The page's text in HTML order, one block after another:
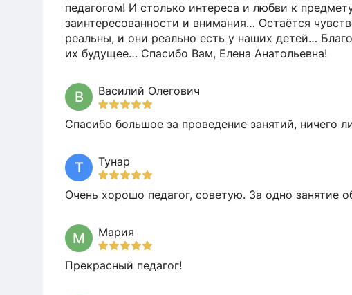
педагогом! И столько интереса и любви к
заинтересованности и внимания… Остаётся
реальны, и они реально есть у наших детей…
их будущее… Спасибо Вам, Елена Анатольевна!
В Василий Олегович
Спасибо большое за проведение занятий, ничего
Т Тунар
Очень хорошо педагог, советую. За одно занятие
М Мария
Прекрасный педагог!